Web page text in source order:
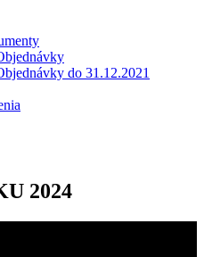
do 31.12.2021
2024